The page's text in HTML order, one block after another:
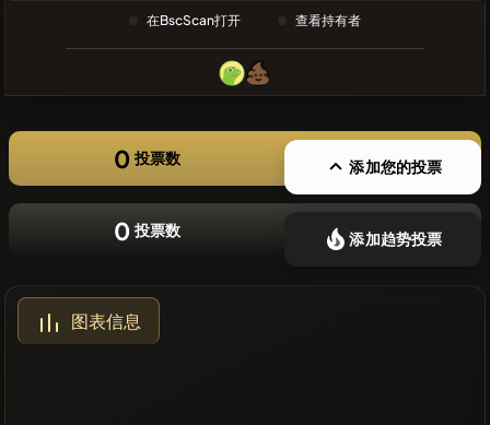
的币种
在BscScan打开 查看持有者
0 投票数 添加您的投票
0 投票数 添加趋势投票
图表信息